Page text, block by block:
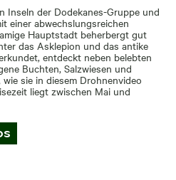
Inseln der Dodekanes-Gruppe und
einer abwechslungsreichen
Hauptstadt beherbergt gut
das Asklepion und das antike
entdeckt neben belebten
Buchten, Salzwiesen und
sie in diesem Drohnenvideo
liegt zwischen Mai und